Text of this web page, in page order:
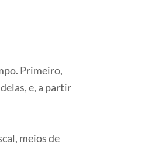
Primeiro,
e, a partir
meios de